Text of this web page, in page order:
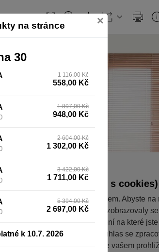
na stránce ×
30
1 116,00 Kč
558,00 Kč
1 897,00 Kč
948,00 Kč
2 604,00 Kč
1 302,00 Kč
3 422,00 Kč
1 711,00 Kč
5 394,00 Kč
2 697,00 Kč
k 10.7. 2026
jak ho znáte (souhlas s cookies)
bylo co nejlepší zážitkem. Abyste na
ušetřili spoustu klikání a nezobrazovaly
Abyste web viděli v zobrazení na které
Proto od vás potřebujeme souhlas se
které se dočasně ukládají ve vašem